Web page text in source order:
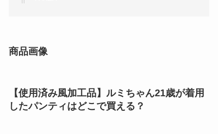
商品画像
【使用済み風加工品】ルミちゃん21歳が着用
したパンティはどこで買える？